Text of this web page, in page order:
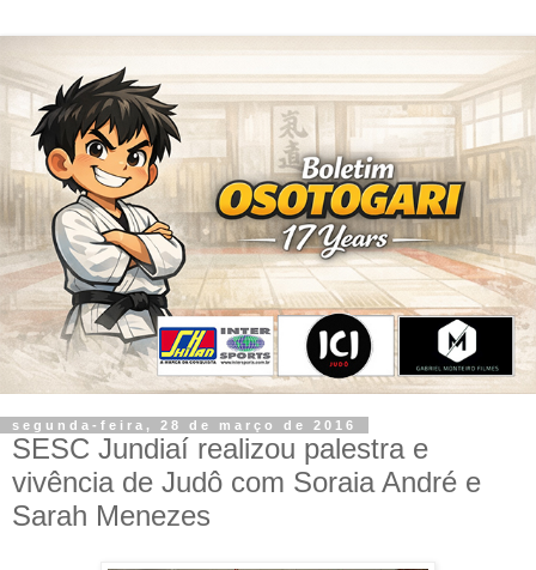
segunda-feira, 28 de março de 2016
SESC Jundiaí realizou palestra e
vivência de Judô com Soraia André e
Sarah Menezes